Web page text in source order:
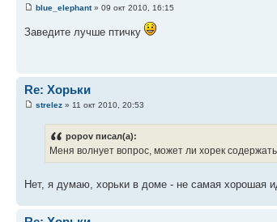
blue_elephant» 09 окт 2010, 16:15
Заведите лучше птичку
Re: Хорьки
strelez » 11 окт 2010, 20:53
popov писал(а):
Меня волнует вопрос, может ли хорек
Нет, я думаю, хорьки в доме - не самая хорошая